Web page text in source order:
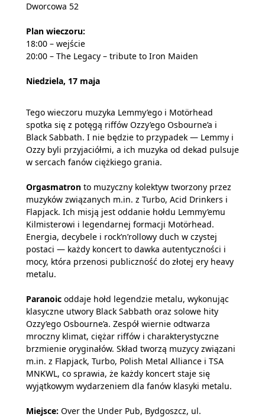
Dworcowa 52
Plan wieczoru:
18:00 – wejście
20:00 – The Legacy – tribute to Iron Maiden
Niedziela, 17 maja
Tego wieczoru muzyka Lemmy’ego i Motörhead
spotka się z potęgą riffów Ozzy’ego Osbourne’a i
Black Sabbath. I nie będzie to przypadek — Lemmy i
Ozzy byli przyjaciółmi, a ich muzyka od dekad pulsuje
w sercach fanów ciężkiego grania.
Orgasmatron to muzyczny kolektyw tworzony przez
muzyków związanych m.in. z Turbo, Acid Drinkers i
Flapjack. Ich misją jest oddanie hołdu Lemmy’emu
Kilmisterowi i legendarnej formacji Motörhead.
Energia, decybele i rock’n’rollowy duch w czystej
postaci — każdy koncert to dawka autentyczności i
mocy, która przenosi publiczność do złotej ery heavy
metalu.
Paranoic oddaje hołd legendzie metalu, wykonując
klasyczne utwory Black Sabbath oraz solowe hity
Ozzy’ego Osbourne’a. Zespół wiernie odtwarza
mroczny klimat, ciężar riffów i charakterystyczne
brzmienie oryginałów. Skład tworzą muzycy związani
m.in. z Flapjack, Turbo, Polish Metal Alliance i TSA
MNKWL, co sprawia, że każdy koncert staje się
wyjątkowym wydarzeniem dla fanów klasyki metalu.
Miejsce: Over the Under Pub, Bydgoszcz, ul.